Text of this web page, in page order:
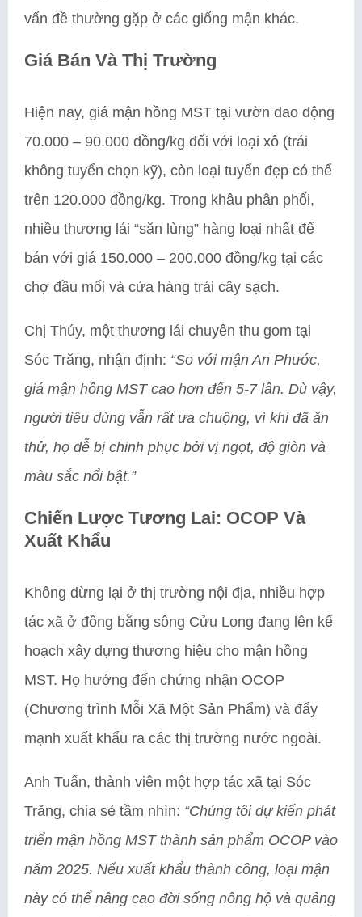
vấn đề thường gặp ở các giống mận khác.
Giá Bán Và Thị Trường
Hiện nay, giá mận hồng MST tại vườn dao động
70.000 – 90.000 đồng/kg đối với loại xô (trái
không tuyển chọn kỹ), còn loại tuyển đẹp có thể
trên 120.000 đồng/kg. Trong khâu phân phối,
nhiều thương lái “săn lùng” hàng loại nhất để
bán với giá 150.000 – 200.000 đồng/kg tại các
chợ đầu mối và cửa hàng trái cây sạch.
Chị Thúy, một thương lái chuyên thu gom tại
Sóc Trăng, nhận định: “So với mận An Phước,
giá mận hồng MST cao hơn đến 5-7 lần. Dù vậy,
người tiêu dùng vẫn rất ưa chuộng, vì khi đã ăn
thử, họ dễ bị chinh phục bởi vị ngọt, độ giòn và
màu sắc nổi bật.”
Chiến Lược Tương Lai: OCOP Và
Xuất Khẩu
Không dừng lại ở thị trường nội địa, nhiều hợp
tác xã ở đồng bằng sông Cửu Long đang lên kế
hoạch xây dựng thương hiệu cho mận hồng
MST. Họ hướng đến chứng nhận OCOP
(Chương trình Mỗi Xã Một Sản Phẩm) và đẩy
mạnh xuất khẩu ra các thị trường nước ngoài.
Anh Tuấn, thành viên một hợp tác xã tại Sóc
Trăng, chia sẻ tầm nhìn: “Chúng tôi dự kiến phát
triển mận hồng MST thành sản phẩm OCOP vào
năm 2025. Nếu xuất khẩu thành công, loại mận
này có thể nâng cao đời sống nông hộ và quảng